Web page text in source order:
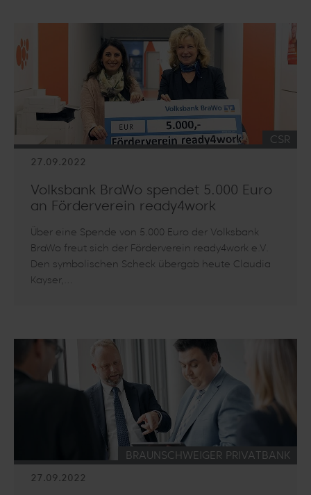
CSR
27.09.2022
Volksbank BraWo spendet 5.000 Euro
an Förderverein ready4work
Über eine Spende von 5.000 Euro der Volksbank
BraWo freut sich der Förderverein ready4work e.V.
Den symbolischen Scheck übergab heute Claudia
Kayser,…
KATEGORIE:
BRAUNSCHWEIGER PRIVATBANK
27.09.2022